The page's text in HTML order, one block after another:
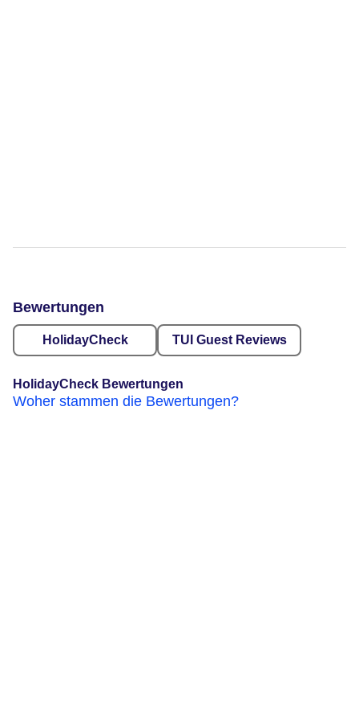
Bewertungen
HolidayCheck TUI Guest Reviews
HolidayCheck Bewertungen
Woher stammen die Bewertungen?